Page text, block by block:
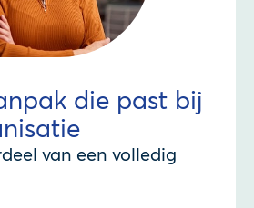
die past bij
van een volledig